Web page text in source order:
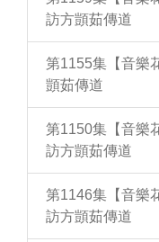
訪方顗茹傳道
第1155集【音樂
顗茹傳道
第1150集【音樂
訪方顗茹傳道
第1146集【音樂
訪方顗茹傳道